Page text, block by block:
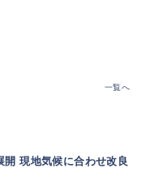
一覧へ
開 現地気候に合わせ改良